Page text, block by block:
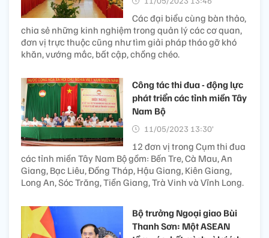
Các đại biểu cùng bàn thảo,
chia sẻ những kinh nghiệm trong quản lý các cơ quan,
đơn vị trực thuộc cũng như tìm giải pháp tháo gỡ khó
khăn, vướng mắc, bất cập, chồng chéo.
Công tác thi đua - động lực
phát triển các tỉnh miền Tây
Nam Bộ
11/05/2023 13:30’
12 đơn vị trong Cụm thi đua
các tỉnh miền Tây Nam Bộ gồm: Bến Tre, Cà Mau, An
Giang, Bạc Liêu, Đồng Tháp, Hậu Giang, Kiên Giang,
Long An, Sóc Trăng, Tiền Giang, Trà Vinh và Vĩnh Long.
Bộ trưởng Ngoại giao Bùi
Thanh Sơn: Một ASEAN